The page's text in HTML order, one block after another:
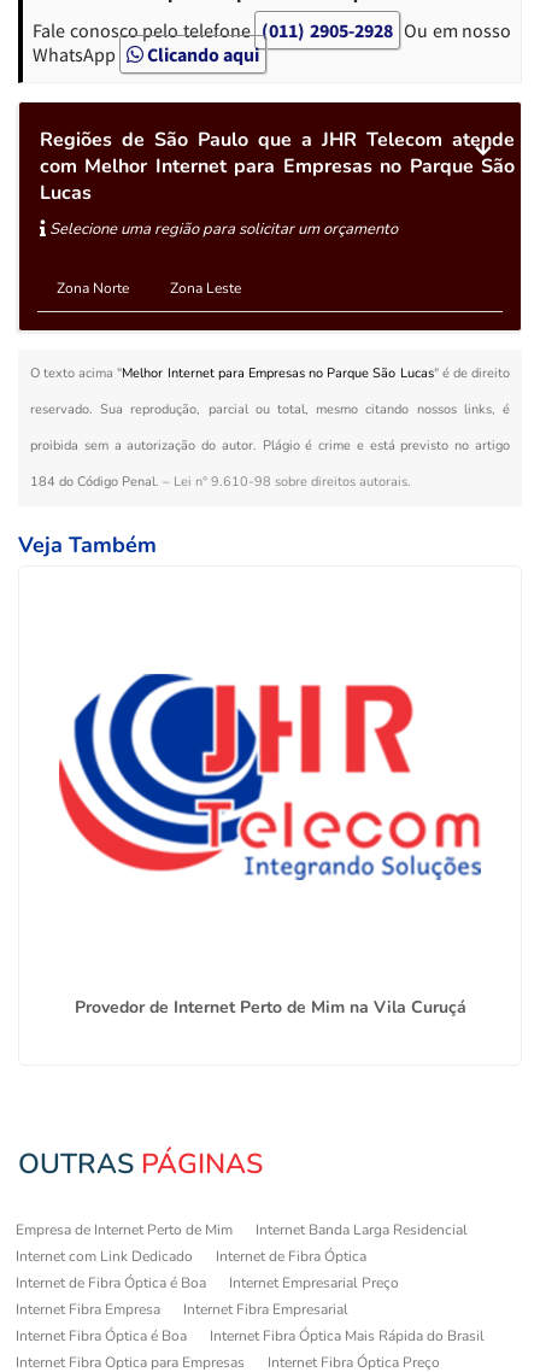
Fale conosco pelo telefone (011) 2905-2928 Ou em nosso
WhatsApp
Clicando aqui
Regiões de São Paulo que a JHR Telecom atende
com Melhor Internet para Empresas no Parque São
Lucas
Selecione uma região para solicitar um orçamento
Zona Norte Zona Leste
O texto acima "Melhor Internet para Empresas no Parque São Lucas" é de direito
reservado. Sua reprodução, parcial ou total, mesmo citando nossos links, é
proibida sem a autorização do autor. Plágio é crime e está previsto no artigo
184 do Código Penal. – Lei n° 9.610-98 sobre direitos autorais.
Veja Também
Provedor de Internet Perto de Mim na Vila Curuçá
OUTRAS PÁGINAS
Empresa de Internet Perto de Mim
Internet Banda Larga Residencial
Internet com Link Dedicado
Internet de Fibra Óptica
Internet de Fibra Óptica é Boa
Internet Empresarial Preço
Internet Fibra Empresa
Internet Fibra Empresarial
Internet Fibra Óptica é Boa
Internet Fibra Óptica Mais Rápida do Brasil
Internet Fibra Optica para Empresas
Internet Fibra Óptica Preço